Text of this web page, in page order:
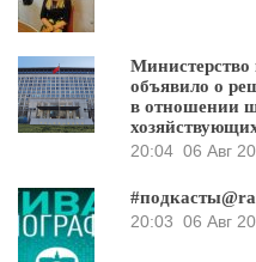
объявило о
в отношении
20:04 06 Авг
20:03 06 Авг